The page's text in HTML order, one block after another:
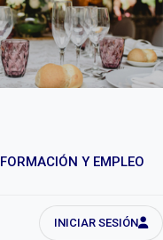
FORMACIÓN Y EMPLEO
INICIAR SESIÓN